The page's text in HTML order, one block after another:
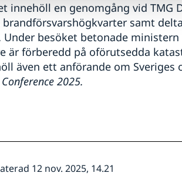
innehöll en genomgång vid TMG
brandförsvarshögkvarter samt
Under besöket betonade
är förberedd på oförutsedda
även ett anförande om
2025.
12 nov. 2025, 14.21